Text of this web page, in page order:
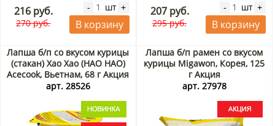
216 руб.
270 руб.
- шт +
В корзину
207 руб.
295 руб.
- шт +
В корзину
Лапша б/п со вкусом курицы
(стакан) Хао Хао (HAO HAO)
Acecook, Вьетнам, 68 г Акция
арт. 28526
Лапша б/п рамен со вкусом
курицы Migawon, Корея, 125
г Акция
арт. 27978